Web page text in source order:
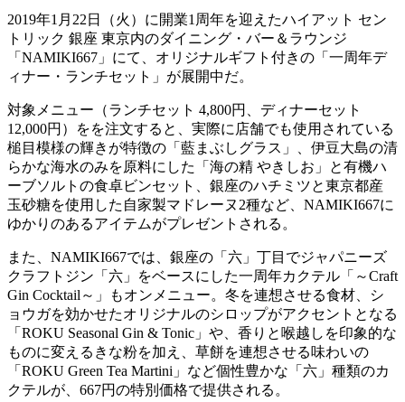
2019年1月22日（火）に開業1周年を迎えたハイアット セン
トリック 銀座 東京内のダイニング・バー＆ラウンジ
「NAMIKI667」にて、オリジナルギフト付きの「一周年デ
ィナー・ランチセット」が展開中だ。
対象メニュー（ランチセット 4,800円、ディナーセット
12,000円）をを注文すると、実際に店舗でも使用されている
槌目模様の輝きが特徴の「藍まぶしグラス」、伊豆大島の清
らかな海水のみを原料にした「海の精 やきしお」と有機ハ
ーブソルトの食卓ビンセット、銀座のハチミツと東京都産
玉砂糖を使用した自家製マドレーヌ2種など、NAMIKI667に
ゆかりのあるアイテムがプレゼントされる。
また、NAMIKI667では、銀座の「六」丁目でジャパニーズ
クラフトジン「六」をベースにした一周年カクテル「～Craft
Gin Cocktail～」もオンメニュー。冬を連想させる食材、シ
ョウガを効かせたオリジナルのシロップがアクセントとなる
「ROKU Seasonal Gin & Tonic」や、香りと喉越しを印象的な
ものに変えるきな粉を加え、草餅を連想させる味わいの
「ROKU Green Tea Martini」など個性豊かな「六」種類のカ
クテルが、667円の特別価格で提供される。